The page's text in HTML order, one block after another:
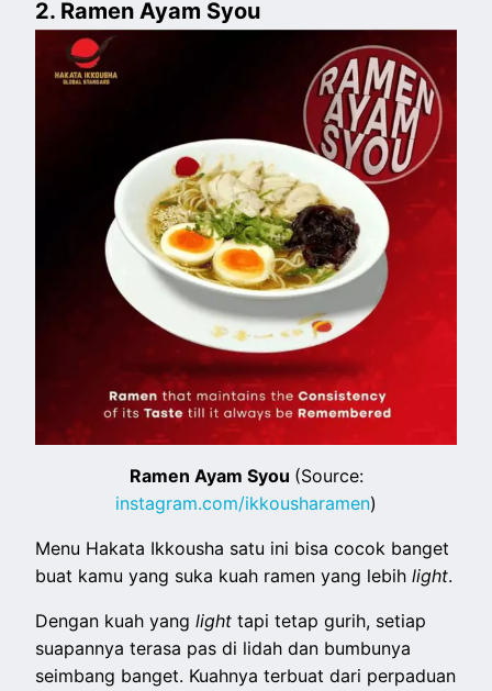
2. Ramen Ayam Syou
Ramen Ayam Syou (Source:
instagram.com/ikkousharamen)
Menu Hakata Ikkousha satu ini bisa cocok banget
buat kamu yang suka kuah ramen yang lebihlight.
Dengan kuah yanglighttapi tetap gurih, setiap
suapannya terasa pas di lidah dan bumbunya
seimbang banget. Kuahnya terbuat dari perpaduan